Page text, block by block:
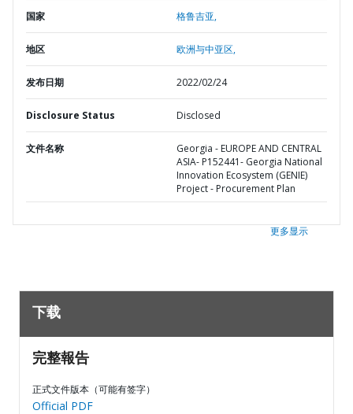
国家 格鲁吉亚,
地区 欧洲与中亚区,
发布日期 2022/02/24
Disclosure Status Disclosed
文件名称
Georgia - EUROPE AND CENTRAL
ASIA- P152441- Georgia National
Innovation Ecosystem (GENIE)
Project - Procurement Plan
更多显示
下载
完整報告
正式文件版本（可能有签字）
Official PDF